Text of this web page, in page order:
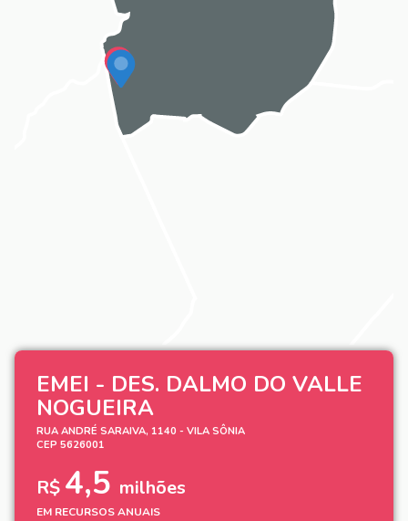
EMEI - DES. DALMO DO VALLE
NOGUEIRA
RUA ANDRÉ SARAIVA, 1140 - VILA SÔNIA
CEP 5626001
R$ 4,5 milhões
EM RECURSOS ANUAIS